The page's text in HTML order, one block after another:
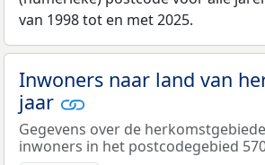
van 1998 tot en met 2025.
Inwoners naar land van
jaar
Gegevens over de
inwoners in het postcodegebied